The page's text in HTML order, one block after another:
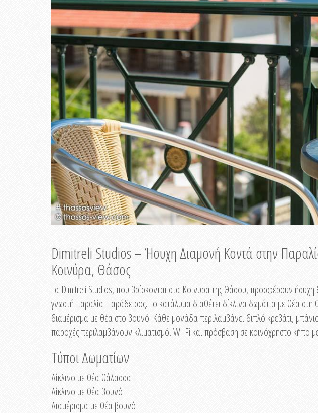
Dimitreli Studios – Ήσυχη Διαμονή Κοντά στην
Κοινύρα, Θάσος
Τα Dimitreli Studios, που βρίσκονται στα Κοινυρα της Θάσου, προσφέρουν ήσυχη
γνωστή παραλία Παράδεισος. Το κατάλυμα διαθέτει δίκλινα δωμάτια με θέα
διαμέρισμα με θέα στο βουνό. Κάθε μονάδα περιλαμβάνει διπλό κρεβάτι,
παροχές περιλαμβάνουν κλιματισμό, Wi-Fi και πρόσβαση σε κοινόχρηστο κήπο
Τύποι Δωματίων
Δίκλινο με θέα θάλασσα
Δίκλινο με θέα βουνό
Διαμέρισμα με θέα βουνό